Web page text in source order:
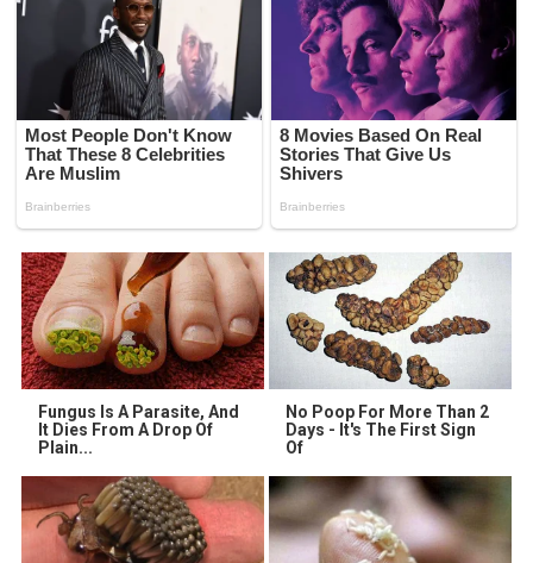
Fungus Is A Parasite, And
It Dies From A Drop Of
Plain...
No Poop For More Than 2
Days - It's The First Sign
Of